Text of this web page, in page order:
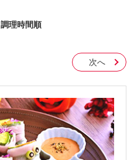
調理時間順
次へ